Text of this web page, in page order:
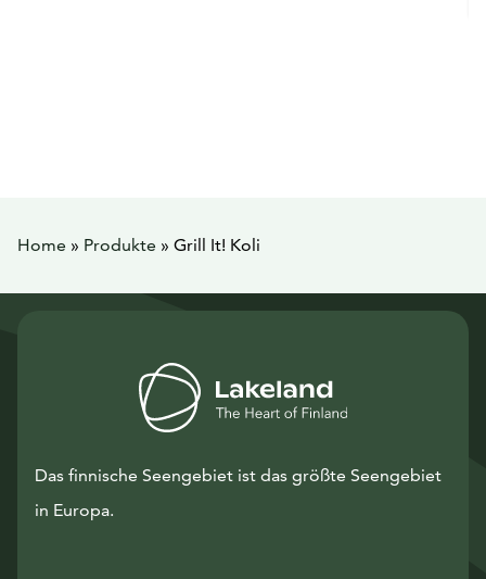
Home » Produkte » Grill It! Koli
Das finnische Seengebiet ist das größte Seengebiet
in Europa.